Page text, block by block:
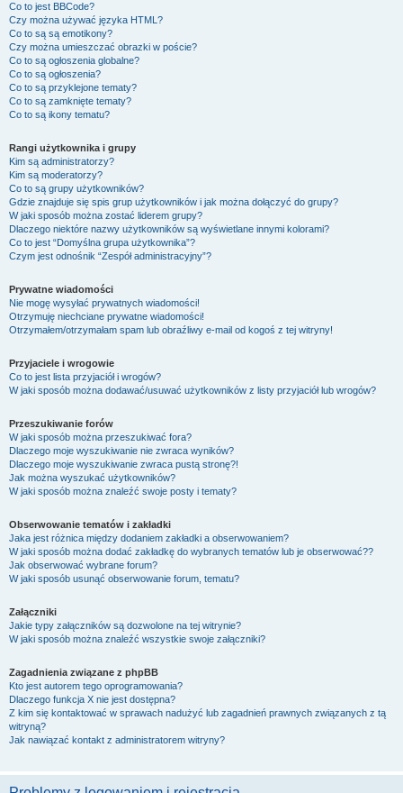
Co to jest BBCode?
Czy można używać języka HTML?
Co to są są emotikony?
Czy można umieszczać obrazki w poście?
Co to są ogłoszenia globalne?
Co to są ogłoszenia?
Co to są przyklejone tematy?
Co to są zamknięte tematy?
Co to są ikony tematu?
Rangi użytkownika i grupy
Kim są administratorzy?
Kim są moderatorzy?
Co to są grupy użytkowników?
Gdzie znajduje się spis grup użytkowników i jak można dołączyć do grupy?
W jaki sposób można zostać liderem grupy?
Dlaczego niektóre nazwy użytkowników są wyświetlane innymi kolorami?
Co to jest “Domyślna grupa użytkownika”?
Czym jest odnośnik “Zespół administracyjny”?
Prywatne wiadomości
Nie mogę wysyłać prywatnych wiadomości!
Otrzymuję niechciane prywatne wiadomości!
Otrzymałem/otrzymałam spam lub obraźliwy e-mail od kogoś z tej witryny!
Przyjaciele i wrogowie
Co to jest lista przyjaciół i wrogów?
W jaki sposób można dodawać/usuwać użytkowników z listy przyjaciół lub wrogów?
Przeszukiwanie forów
W jaki sposób można przeszukiwać fora?
Dlaczego moje wyszukiwanie nie zwraca wyników?
Dlaczego moje wyszukiwanie zwraca pustą stronę?!
Jak można wyszukać użytkowników?
W jaki sposób można znaleźć swoje posty i tematy?
Obserwowanie tematów i zakładki
Jaka jest różnica między dodaniem zakładki a obserwowaniem?
W jaki sposób można dodać zakładkę do wybranych tematów lub je obserwować??
Jak obserwować wybrane forum?
W jaki sposób usunąć obserwowanie forum, tematu?
Załączniki
Jakie typy załączników są dozwolone na tej witrynie?
W jaki sposób można znaleźć wszystkie swoje załączniki?
Zagadnienia związane z phpBB
Kto jest autorem tego oprogramowania?
Dlaczego funkcja X nie jest dostępna?
Z kim się kontaktować w sprawach nadużyć lub zagadnień prawnych związanych z tą
witryną?
Jak nawiązać kontakt z administratorem witryny?